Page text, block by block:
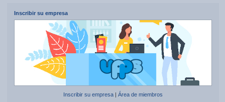
Inscribir su empresa
Inscribir su empresa| Área de miembros